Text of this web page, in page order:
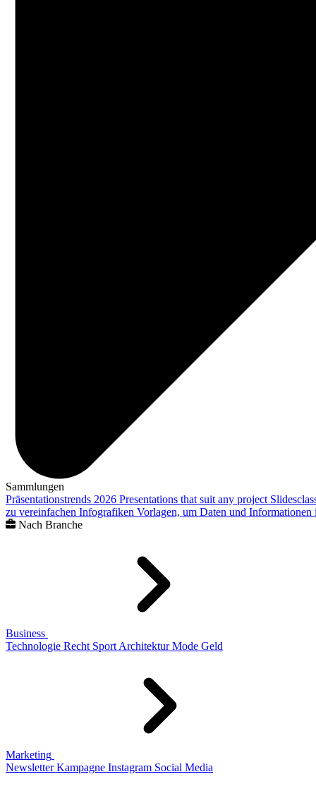
Sammlungen
Präsentationstrends 2026 Presentations that suit any project
zu vereinfachen Infografiken Vorlagen, um Daten und
Nach Branche
Business
Technologie Recht Sport Architektur Mode Geld
Marketing
Newsletter Kampagne Instagram Social Media